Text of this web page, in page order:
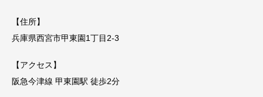
【住所】
兵庫県西宮市甲東園1丁目2-3
【アクセス】
阪急今津線 甲東園駅 徒歩2分